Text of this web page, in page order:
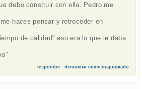
debo construir con ella. Pedro me
haces pensar y retroceder en
de calidad" eso era lo que le daba
responder denunciar como inapropiado